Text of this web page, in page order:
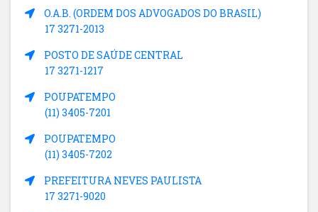
O.A.B. (ORDEM DOS ADVOGADOS DO BRASIL)
17 3271-2013
POSTO DE SAÚDE CENTRAL
17 3271-1217
POUPATEMPO
(11) 3405-7201
POUPATEMPO
(11) 3405-7202
PREFEITURA NEVES PAULISTA
17 3271-9020